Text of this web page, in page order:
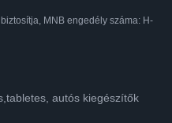
MNB engedély száma: H-
autós kiegészítők